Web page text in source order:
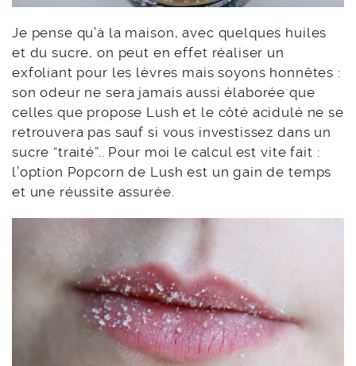
Je pense qu’à la maison, avec quelques huiles
et du sucre, on peut en effet réaliser un
exfoliant pour les lèvres mais soyons honnêtes :
son odeur ne sera jamais aussi élaborée que
celles que propose Lush et le côté acidulé ne se
retrouvera pas sauf si vous investissez dans un
sucre “traité”.. Pour moi le calcul est vite fait :
l’option Popcorn de Lush est un gain de temps
et une réussite assurée.